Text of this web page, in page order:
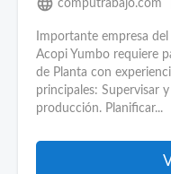
language computrabajo.com
Importante empresa
Acopi Yumbo requiere
de Planta con
principales: Supervisar
producción. Planificar...